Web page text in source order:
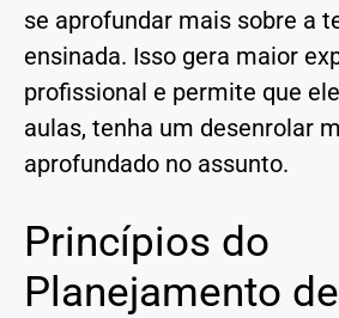
se aprofundar mais sobre a
ensinada. Isso gera maior
profissional e permite que
aulas, tenha um desenrolar
aprofundado no assunto.
Princípios do
Planejamento